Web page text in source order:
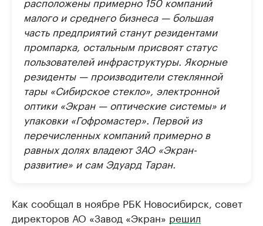
малого и среднего бизнеса — большая
часть предприятий станут резидентами
промпарка, остальным присвоят статус
пользователей инфраструктуры. ​Якорные
резиденты — производители стеклянной
тары «Сибирское стекло», электронной
оптики «Экран — оптические системы» и
упаковки «Гофромастер». Первой из
перечисленных компаний примерно в
равных долях владеют ЗАО «Экран-
развитие» и сам Эдуард Таран.
Как сообщал в ноябре РБК Новосибирск, совет
директоров АО «Завод «Экран» решил